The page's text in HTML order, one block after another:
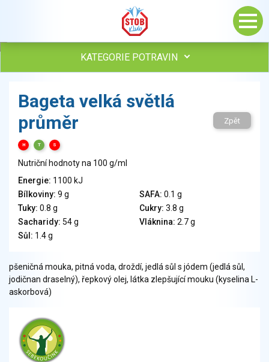
KATEGORIE POTRAVIN
Vejce
Mléko
Mléčné výrobky
Sýry
Veganské a vegetariánské výrobky
Tuky
Obiloviny, mouka, cereální výrobky
Chléb, pečivo, křehké chleby, pufované výrobky
Přílohy
Zelenina
Brambory, luštěniny, houby
Zmrzliny
Ochucovadla, přísady, sladidla
Sušené směsi
Bageta velká světlá
průměr
H T S
Zpět
Nutriční hodnoty na 100 g/ml
Energie: 1100 kJ
Bílkoviny: 9 g SAFA: 0.1 g
Tuky: 0.8 g Cukry: 3.8 g
Sacharidy: 54 g Vláknina: 2.7 g
Sůl: 1.4 g
pšeničná mouka, pitná voda, droždí, jedlá sůl s jódem (jedlá sůl,
jodičnan draselný), řepkový olej, látka zlepšující mouku (kyselina L-
askorbová)